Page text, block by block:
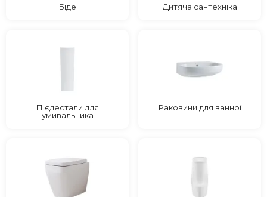
Біде Дитяча сантехніка
П'єдестали для
умивальника
Раковини для ванної